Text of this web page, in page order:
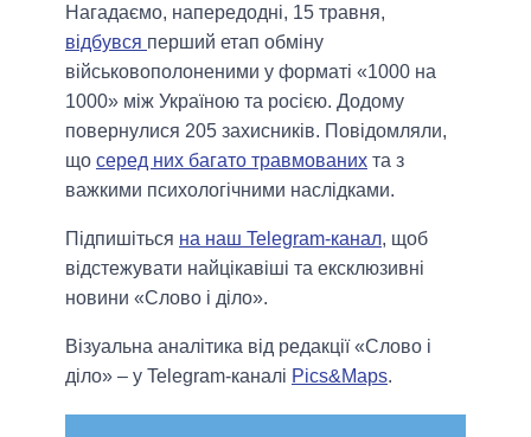
Нагадаємо, напередодні, 15 травня,
відбувся перший етап обміну
військовополоненими у форматі «1000 на
1000» між Україною та росією. Додому
повернулися 205 захисників. Повідомляли,
що серед них багато травмованих та з
важкими психологічними наслідками.
Підпишіться на наш Telegram-канал, щоб
відстежувати найцікавіші та ексклюзивні
новини «Слово і діло».
Візуальна аналітика від редакції «Слово і
діло» – у Telegram-каналі Pics&Maps.